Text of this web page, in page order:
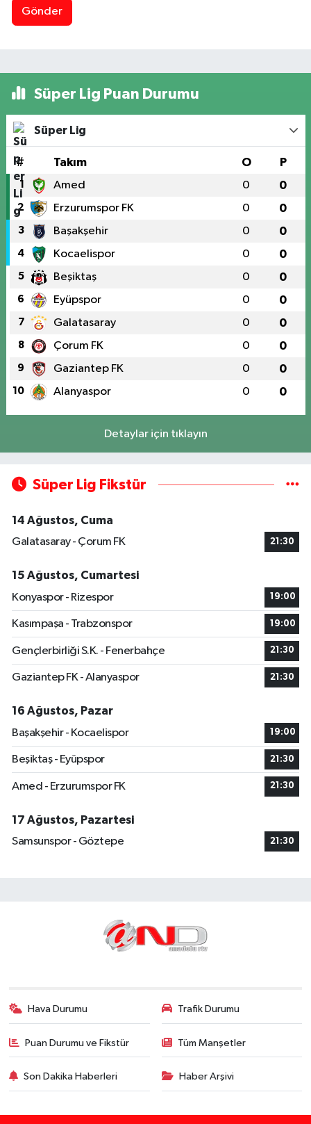
Gönder
Süper Lig Puan Durumu
Süper Lig
# Takım O P
1 Amed 0 0
2 Erzurumspor FK 0 0
3 Başakşehir 0 0
4 Kocaelispor 0 0
5 Beşiktaş 0 0
6 Eyüpspor 0 0
7 Galatasaray 0 0
8 Çorum FK 0 0
9 Gaziantep FK 0 0
10 Alanyaspor 0 0
Detaylar için tıklayın
Süper Lig Fikstür
14 Ağustos, Cuma
Galatasaray - Çorum FK
21:30
15 Ağustos, Cumartesi
Konyaspor - Rizespor
19:00
Kasımpaşa - Trabzonspor 19:00
Gençlerbirliği S.K. - Fenerbahçe 21:30
Gaziantep FK - Alanyaspor 21:30
16 Ağustos, Pazar
Başakşehir - Kocaelispor
19:00
Beşiktaş - Eyüpspor 21:30
Amed - Erzurumspor FK 21:30
17 Ağustos, Pazartesi
Samsunspor - Göztepe
21:30
Hava Durumu Trafik Durumu
Puan Durumu ve Fikstür Tüm Manşetler
Son Dakika Haberleri Haber Arşivi